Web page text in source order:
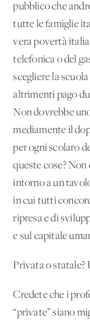
pubblico che
tutte le famiglie
vera povertà
telefonica o del
scegliere la
altrimenti pago
Non dovrebbe
mediamente il
per ogni scolaro
queste cose?
intorno a un
in cui tutti
ripresa e di
e sul capitale
Privata o statale?
Credete che i
“private” siano